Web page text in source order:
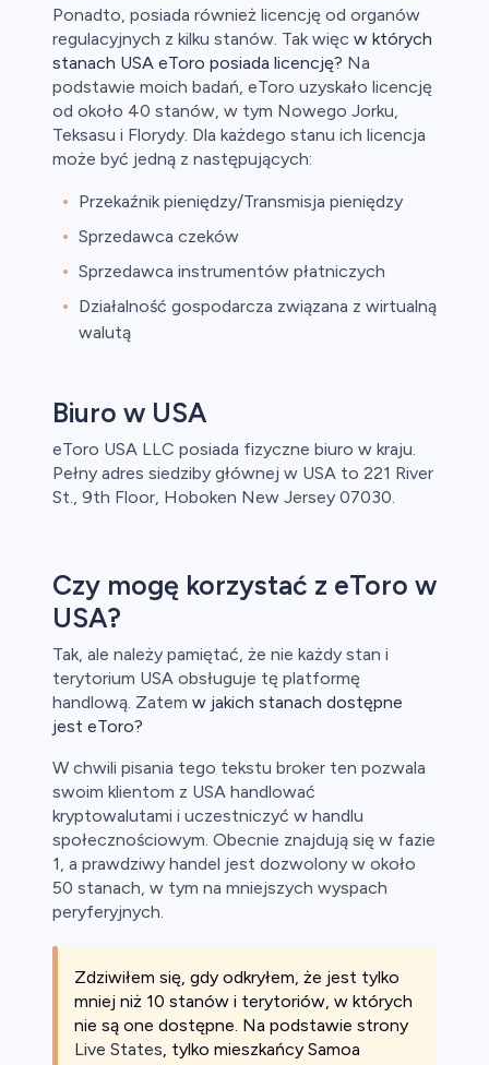
Ponadto, posiada również licencję od organów
regulacyjnych z kilku stanów. Tak więc w których
stanach USA eToro posiada licencję? Na
podstawie moich badań, eToro uzyskało licencję
od około 40 stanów, w tym Nowego Jorku,
Teksasu i Florydy. Dla każdego stanu ich licencja
może być jedną z następujących:
Przekaźnik pieniędzy/Transmisja pieniędzy
Sprzedawca czeków
Sprzedawca instrumentów płatniczych
Działalność gospodarcza związana z wirtualną
walutą
Biuro w USA
eToro USA LLC posiada fizyczne biuro w kraju.
Pełny adres siedziby głównej w USA to 221 River
St., 9th Floor, Hoboken New Jersey 07030.
Czy mogę korzystać z eToro w
USA?
Tak, ale należy pamiętać, że nie każdy stan i
terytorium USA obsługuje tę platformę
handlową. Zatem w jakich stanach dostępne
jest eToro?
W chwili pisania tego tekstu broker ten pozwala
swoim klientom z USA handlować
kryptowalutami i uczestniczyć w handlu
społecznościowym. Obecnie znajdują się w fazie
1, a prawdziwy handel jest dozwolony w około
50 stanach, w tym na mniejszych wyspach
peryferyjnych.
Zdziwiłem się, gdy odkryłem, że jest tylko
mniej niż 10 stanów i terytoriów, w których
nie są one dostępne. Na podstawie strony
Live States, tylko mieszkańcy Samoa